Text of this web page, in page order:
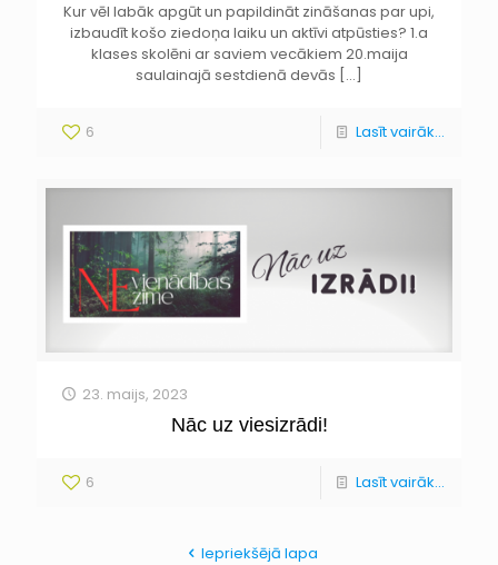
Kur vēl labāk apgūt un papildināt zināšanas par upi,
izbaudīt košo ziedoņa laiku un aktīvi atpūsties? 1.a
klases skolēni ar saviem vecākiem 20.maija
saulainajā sestdienā devās […]
6 Lasīt vairāk...
23. maijs, 2023
Nāc uz viesizrādi!
6 Lasīt vairāk...
Iepriekšējā lapa